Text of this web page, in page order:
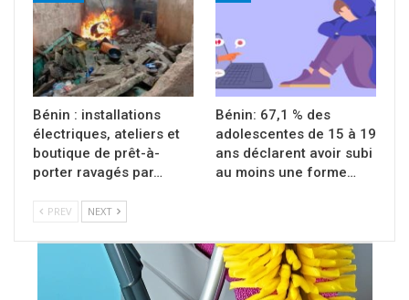
Bénin : installations
électriques, ateliers et
boutique de prêt-à-
porter ravagés par…
Bénin: 67,1 % des
adolescentes de 15 à 19
ans déclarent avoir subi
au moins une forme…
PREV NEXT